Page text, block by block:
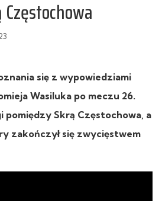
się z wypowiedziami
Wasiluka po meczu 26.
pomiędzy Skrą Częstochowa, a
zakończył się zwycięstwem